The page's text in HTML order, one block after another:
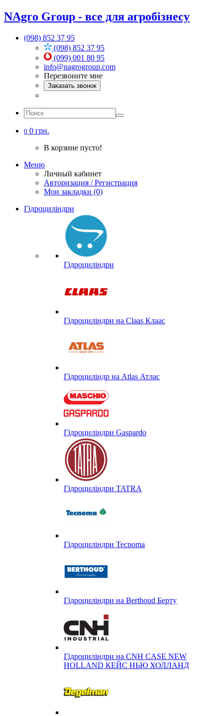
NAgro Group - все для агробізнесу
(098) 852 37 95
(098) 852 37 95
(099) 001 80 95
info@nagrogroup.com
Перезвоните мне
Заказать звонок
0 0 грн.
В корзине пусто!
Меню
Личный кабинет
Авторизация / Регистрация
Мои закладки (0)
Гідроциліндри
Гідроциліндри
Гідроциліндри на Claas Клаас
Гідроциліндр на Atlas Атлас
Гідроциліндри Gaspardo
Гідроциліндри TATRA
Гідроциліндри Tecnoma
Гідроциліндри на Berthoud Берту
Гідроциліндри на CNH CASE NEW
HOLLAND КЕЙС НЬЮ ХОЛЛАНД